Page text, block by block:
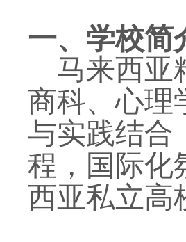
一、 学校简
马来西亚
商科、心理
与实践结合
程，国际化
西亚私立高